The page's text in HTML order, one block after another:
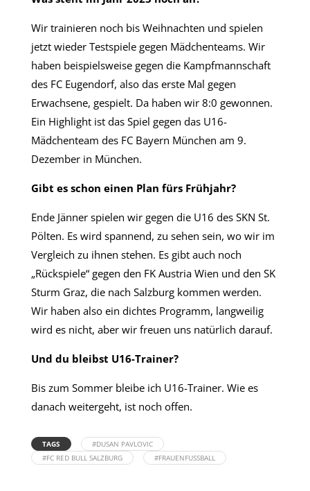
Wir trainieren noch bis Weihnachten und spielen
jetzt wieder Testspiele gegen Mädchenteams. Wir
haben beispielsweise gegen die Kampfmannschaft
des FC Eugendorf, also das erste Mal gegen
Erwachsene, gespielt. Da haben wir 8:0 gewonnen.
Ein Highlight ist das Spiel gegen das U16-
Mädchenteam des FC Bayern München am 9.
Dezember in München.
Gibt es schon einen Plan fürs Frühjahr?
Ende Jänner spielen wir gegen die U16 des SKN St.
Pölten. Es wird spannend, zu sehen sein, wo wir im
Vergleich zu ihnen stehen. Es gibt auch noch
„Rückspiele“ gegen den FK Austria Wien und den SK
Sturm Graz, die nach Salzburg kommen werden.
Wir haben also ein dichtes Programm, langweilig
wird es nicht, aber wir freuen uns natürlich darauf.
Und du bleibst U16-Trainer?
Bis zum Sommer bleibe ich U16-Trainer. Wie es
danach weitergeht, ist noch offen.
TAGS
#DUSAN PAVLOVIC
#FC RED BULL SALZBURG
#FRAUENFUSSBALL